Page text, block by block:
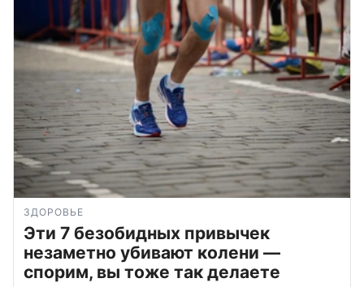
ЗДОРОВЬЕ
Эти 7 безобидных привычек
незаметно убивают колени —
спорим, вы тоже так делаете